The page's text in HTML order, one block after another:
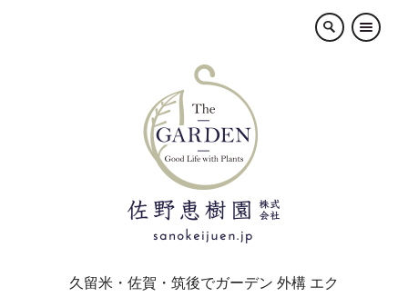
×
久留米・佐賀・筑後でガーデン 外構 エク